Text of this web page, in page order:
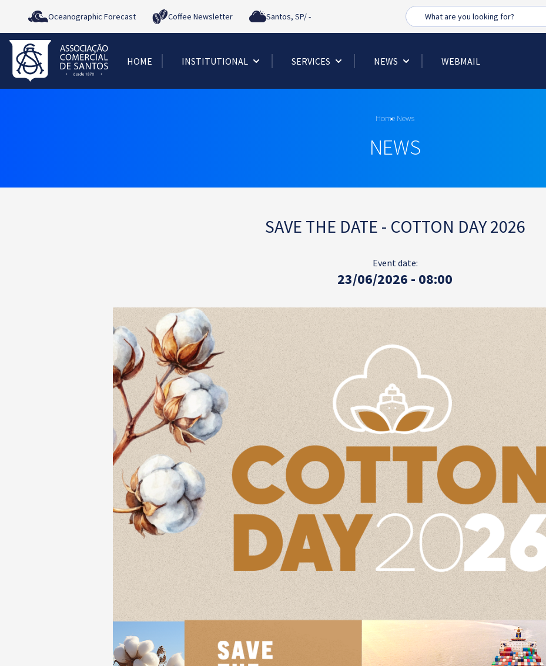
Oceanographic Forecast Coffee Newsletter Santos, SP/- Busca
HOME INSTITUTIONAL SERVICES NEWS WEBMAIL
Home News
NEWS
SAVE THE DATE - COTTON DAY 2026
Event date:
23/06/2026 - 08:00